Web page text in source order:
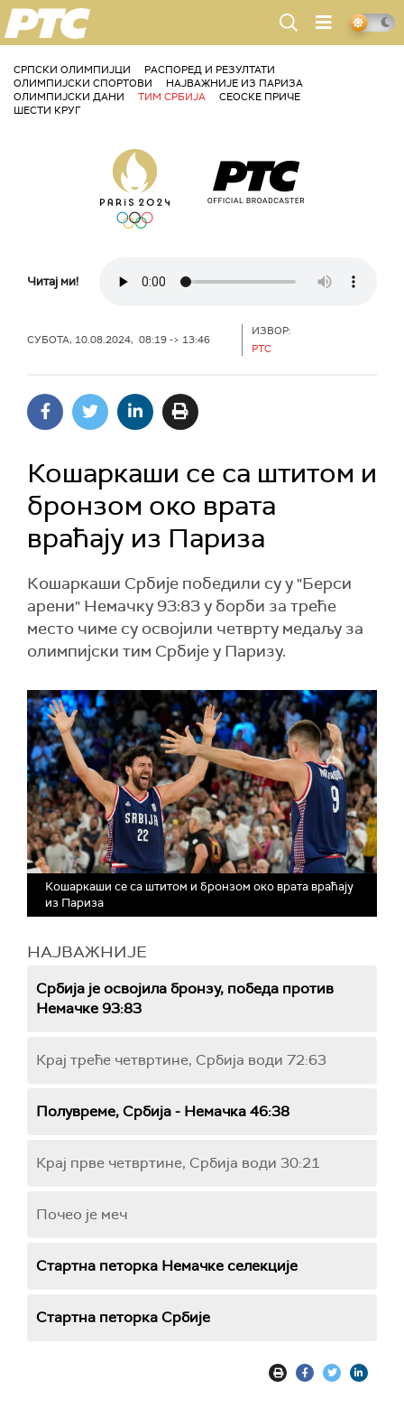
РТС
СРПСКИ ОЛИМПИЈЦИ
РАСПОРЕД И РЕЗУЛТАТИ
ОЛИМПИЈСКИ СПОРТОВИ
НАЈВАЖНИЈЕ ИЗ ПАРИЗА
ОЛИМПИЈСКИ ДАНИ
ТИМ СРБИЈА
СЕОСКЕ ПРИЧЕ
ШЕСТИ КРУГ
Читај ми!
СУБОТА, 10.08.2024, 08:19 -> 13:46
ИЗВОР:
РТС
Кошаркаши се са штитом и
бронзом око врата
враћају из Париза
Кошаркаши Србије победили су у "Берси
арени" Немачку 93:83 у борби за треће
место чиме су освојили четврту медаљу за
олимпијски тим Србије у Паризу.
Кошаркаши се са штитом и бронзом око врата враћају
из Париза
НАЈВАЖНИЈЕ
Србија је освојила бронзу, победа против
Немачке 93:83
Крај треће четвртине, Србија води 72:63
Полувреме, Србија - Немачка 46:38
Крај прве четвртине, Србија води 30:21
Почео је меч
Стартна петорка Немачке селекције
Стартна петорка Србије